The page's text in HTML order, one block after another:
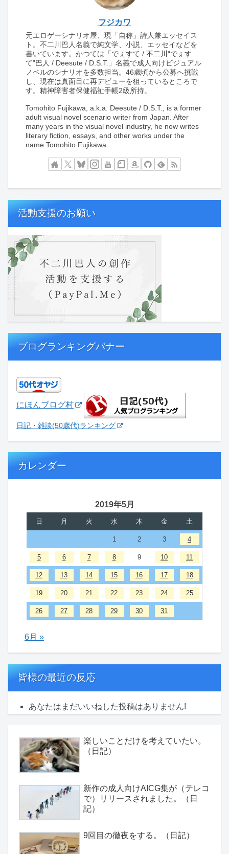
フジカワ
元エロゲーシナリオ屋、現「自称」詩人兼エッセイス
ト。不二川巴人名義で純文学、小説、エッセイなどを
書いています。かつては「でぇすて / 不二川“でぇす
て”巴人 / Deesute / D.S.T.」名義で成人向けビジュアル
ノベルのシナリオを多数担当。46歳頃から公募へ挑戦
し、現在は真面目に再デビューを狙っているところで
す。精神障害者保健福祉手帳2級所持。
Tomohito Fujikawa, a.k.a. Deesute / D.S.T., is a former
adult visual novel scenario writer from Japan. After
many years in the visual novel industry, he now writes
literary fiction, essays, and other works under the
name Tomohito Fujikawa.
活動支援のお願い
ブログランキングバナー
にほんブログ村
日記・雑談(50歳代)ランキング
カレンダー
2019年5月
日 月 火 水 木 金 土
1 2 3 4
5 6 7 8 9 10 11
12 13 14 15 16 17 18
19 20 21 22 23 24 25
26 27 28 29 30 31
6月 »
皆様の最近の反応
あなたはまだいいねした投稿はありません!
楽しいことだけを考えていたい。
（日記）
新作の成人向けAICG集が（テレコ
で）リリースされました。（日
記）
9回目の徹夜をする。（日記）